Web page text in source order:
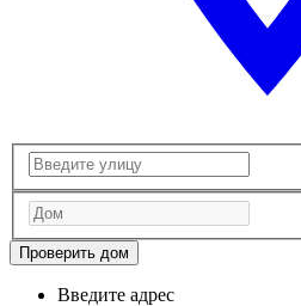
Проверить дом
Введите адрес